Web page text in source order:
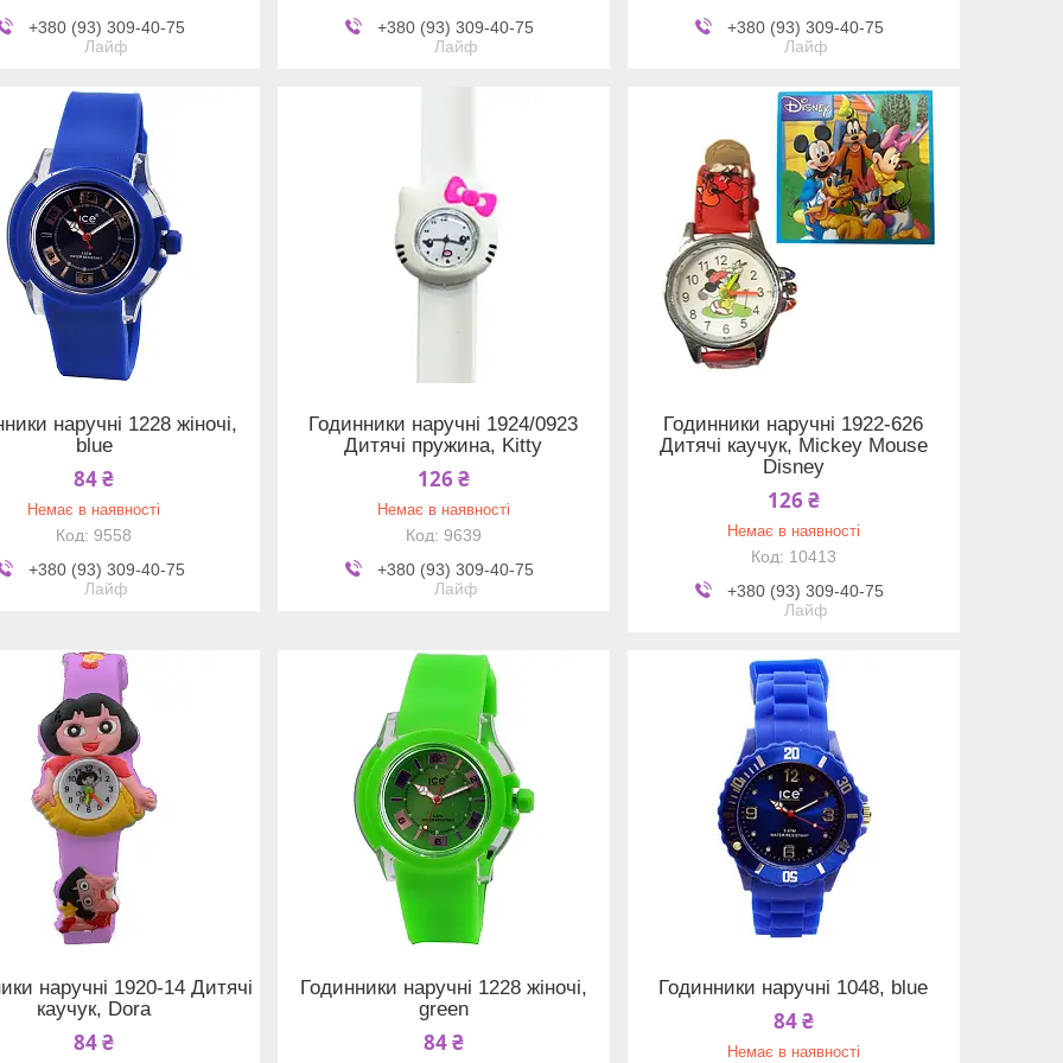
+380 (93) 309-40-75
Лайф
+380 (93) 309-40-75
Лайф
+380 (93) 309-40-75
Лайф
наручні 1228 жіночі,
blue
84 ₴
Немає в наявності
9558
+380 (93) 309-40-75
Лайф
Годинники наручні 1924/0923
Дитячі пружина, Kitty
126 ₴
Немає в наявності
9639
+380 (93) 309-40-75
Лайф
Годинники наручні 1922-626
Дитячі каучук, Mickey Mouse
Disney
126 ₴
Немає в наявності
10413
+380 (93) 309-40-75
Лайф
наручні 1920-14 Дитячі
каучук, Dora
84 ₴
Годинники наручні 1228 жіночі,
green
84 ₴
Годинники наручні 1048, blue
84 ₴
Немає в наявності